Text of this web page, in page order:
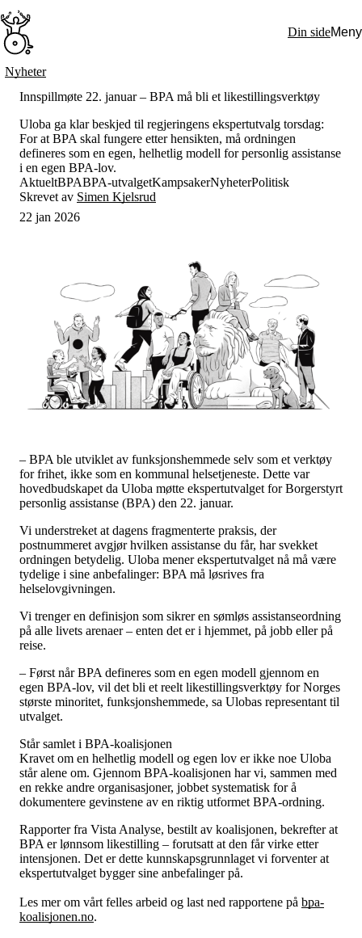
til
hovedinnhold
Din sideMeny
Søk:
Hva vi gjør
BPA – Borgerstyrt personlig assistanse
BPA og kommunen
Beslutningsstøtteråd
Funksjonsassistanse
Stolte, sterke og synlige historier
Ti gode grunner til å velge Uloba
Engasjer deg
Bli assistent
Skansgård-forelesningen
Medlemsrådet
Bente Skansgårds Independent Living-fond
Tall og fakta
Om Uloba
Kontakt Uloba
Supportsenter
Nyheter
Innspillmøte 22. januar – BPA må bli et likestillingsverktøy
Uloba ga klar beskjed til regjeringens ekspertutvalg torsdag:
For at BPA skal fungere etter hensikten, må ordningen
defineres som en egen, helhetlig modell for personlig assistanse
i en egen BPA-lov.
AktueltBPABPA-utvalgetKampsakerNyheterPolitisk
Skrevet av Simen Kjelsrud
22 jan 2026
– BPA ble utviklet av funksjonshemmede selv som et verktøy
for frihet, ikke som en kommunal helsetjeneste. Dette var
hovedbudskapet da Uloba møtte ekspertutvalget for Borgerstyrt
personlig assistanse (BPA) den 22. januar.
Vi understreket at dagens fragmenterte praksis, der
postnummeret avgjør hvilken assistanse du får, har svekket
ordningen betydelig. Uloba mener ekspertutvalget nå må være
tydelige i sine anbefalinger: BPA må løsrives fra
helselovgivningen.
Vi trenger en definisjon som sikrer en sømløs assistanseordning
på alle livets arenaer – enten det er i hjemmet, på jobb eller på
reise.
– Først når BPA defineres som en egen modell gjennom en
egen BPA-lov, vil det bli et reelt likestillingsverktøy for Norges
største minoritet, funksjonshemmede, sa Ulobas representant til
utvalget.
Står samlet i BPA-koalisjonen
Kravet om en helhetlig modell og egen lov er ikke noe Uloba
står alene om. Gjennom BPA-koalisjonen har vi, sammen med
en rekke andre organisasjoner, jobbet systematisk for å
dokumentere gevinstene av en riktig utformet BPA-ordning.
Rapporter fra Vista Analyse, bestilt av koalisjonen, bekrefter at
BPA er lønnsom likestilling – forutsatt at den får virke etter
intensjonen. Det er dette kunnskapsgrunnlaget vi forventer at
ekspertutvalget bygger sine anbefalinger på.
Les mer om vårt felles arbeid og last ned rapportene på bpa-
koalisjonen.no.